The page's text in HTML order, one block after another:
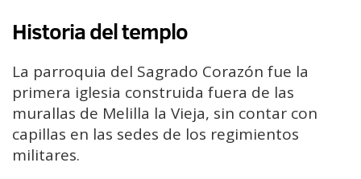
Historia del templo
La parroquia del Sagrado Corazón fue la
primera iglesia construida fuera de las
murallas de Melilla la Vieja, sin contar con
capillas en las sedes de los regimientos
militares.